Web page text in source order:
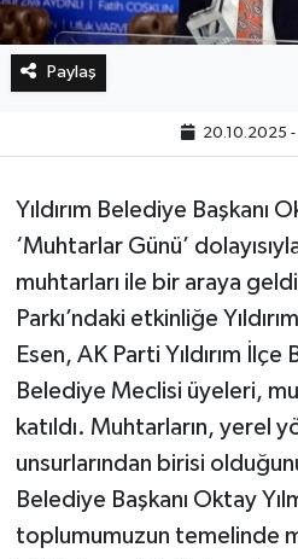
Paylaş
20.10.2025 -
Yıldırım Belediye Başkanı
‘Muhtarlar Günü’
muhtarları ile bir araya
Parkı’ndaki etkinliğe
Esen, AK Parti Yıldırım İlçe
Belediye Meclisi üyeleri,
katıldı. Muhtarların, yerel
unsurlarından birisi
Belediye Başkanı Oktay
toplumumuzun temelinde